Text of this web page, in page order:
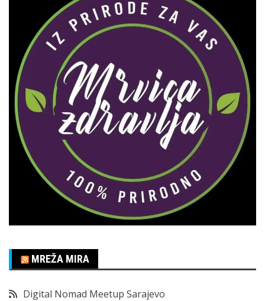
MREŽA MIRA
Digital Nomad Meetup Sarajevo